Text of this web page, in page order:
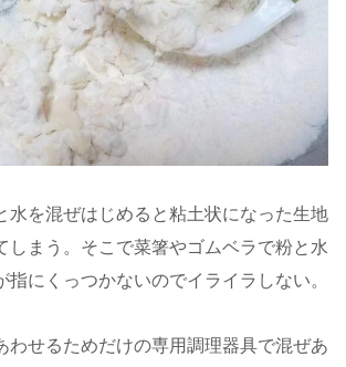
水を混ぜはじめると粘土状になった生地
しまう。そこで菜箸やゴムベラで粉と水
指にくっつかないのでイライラしない。
わせるためだけの専用調理器具で混ぜあ